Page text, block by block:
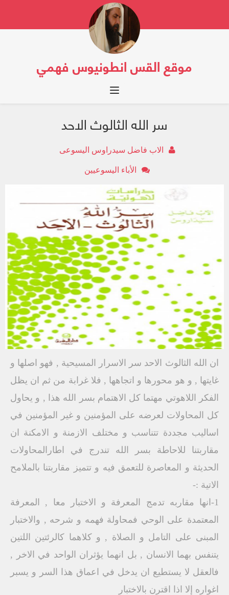
موقع القس انطونيوس فهمي
Toggle navigation
سر الله الثالوث الاحد
الاب فاضل سيدراوس اليسوعى
الأباء اليسوعيين
ان الله الثالوث الاحد سر الاسرار المسيحية , فهو اصلها و
غايتها , و هو محورها و اتجاهها , فلا غرابة من ثم ان يظل
الفكر اللاهوتي مهتما كل الاهتمام بسر الله هذا , و يحاول
كل المحاولات لعرضه على المؤمنين و غير المؤمنين في
اساليب مجددة تتناسب و مختلف الازمنة و الامكنة ان
مقاربتنا للاحاطة بسر الله تندرج في اطارالمحاولات
الحديثة و المعاصرة للتعمق فيه و تتميز مقاربتنا بالملامح
الاتية :-
1-انها مقاربه تدمج المعرفة و الاختبار معا , المعرفة
المعتمدة على الوحي فمحاولة فهمه و شرحه , والاختبار
المبنى على التامل و الصلاة , و كلاهما كالرئتين اللتين
يتنفس بهما الانسان , بل انهما يؤثران الواحد في الاخر ,
فالعقل لا يستطيع ان يدخل في اعماق هذا السر و يسبر
اغواره إلا اذا اقترن بالاختبار